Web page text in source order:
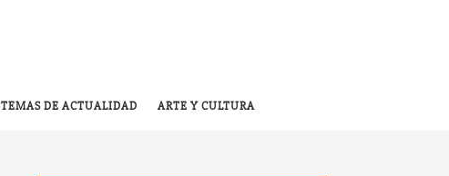
TEMAS DE ACTUALIDAD ARTE Y CULTURA